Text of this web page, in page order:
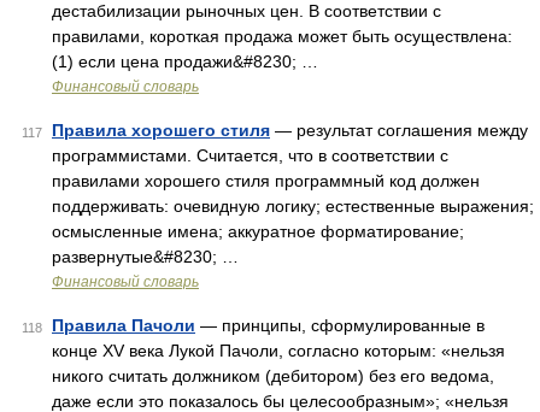
дестабилизации рыночных цен. В соответствии с
правилами, короткая продажа может быть осуществлена:
(1) если цена продажи&#8230; …
Финансовый словарь
117 Правила хорошего стиля — результат соглашения между
программистами. Считается, что в соответствии с
правилами хорошего стиля программный код должен
поддерживать: очевидную логику; естественные выражения;
осмысленные имена; аккуратное форматирование;
развернутые&#8230; …
Финансовый словарь
118 Правила Пачоли — принципы, сформулированные в
конце XV века Лукой Пачоли, согласно которым: «нельзя
никого считать должником (дебитором) без его ведома,
даже если это показалось бы целесообразным»; «нельзя